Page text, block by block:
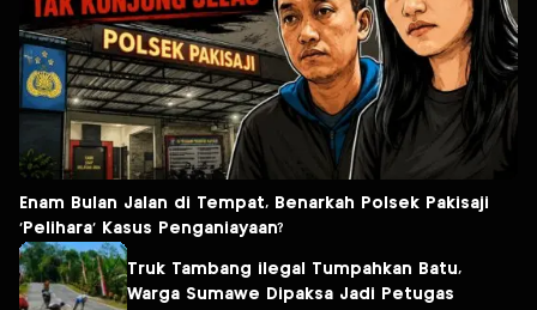
Enam Bulan Jalan di Tempat, Benarkah Polsek Pakisaji
‘Pelihara’ Kasus Penganiayaan?
Truk Tambang ilegal Tumpahkan Batu,
Warga Sumawe Dipaksa Jadi Petugas